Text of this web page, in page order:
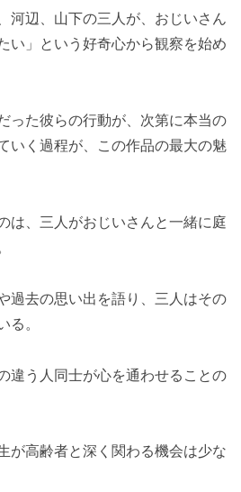
河辺、山下の三人が、おじいさん
い」という好奇心から観察を始め
った彼らの行動が、次第に本当の
いく過程が、この作品の最大の魅
は、三人がおじいさんと一緒に庭
過去の思い出を語り、三人はその
。
違う人同士が心を通わせることの
が高齢者と深く関わる機会は少な